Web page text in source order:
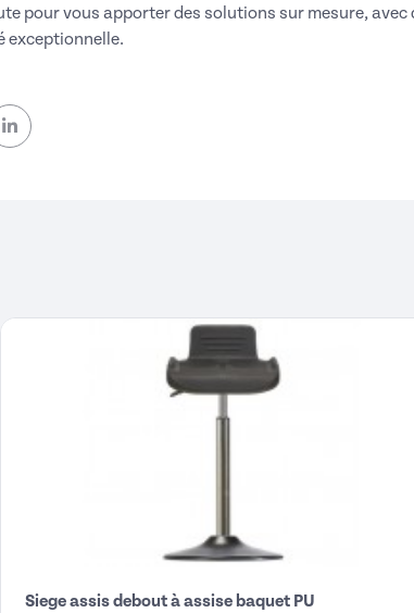
pour vous apporter des solutions sur mesure,
exceptionnelle.
fenêtre)
(nouvelle fenêtre)
sur Linkedin (nouvelle fenêtre)
Siege assis debout à assise baquet PU